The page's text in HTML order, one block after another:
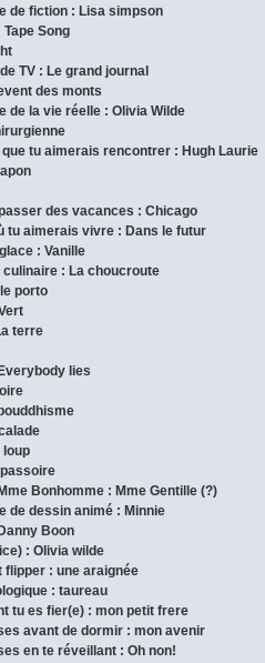
de fiction : Lisa simpson
Song
TV : Le grand journal
des monts
de la vie réelle : Olivia Wilde
tu aimerais rencontrer : Hugh Laurie
des vacances : Chicago
tu aimerais vivre : Dans le futur
: Vanille
: La choucroute
porto
terre
lies
loup
Bonhomme : Mme Gentille (?)
de dessin animé : Minnie
Boon
: Olivia wilde
flipper : une araignée
: taureau
tu es fier(e) : mon petit frere
avant de dormir : mon avenir
en te réveillant : Oh non!